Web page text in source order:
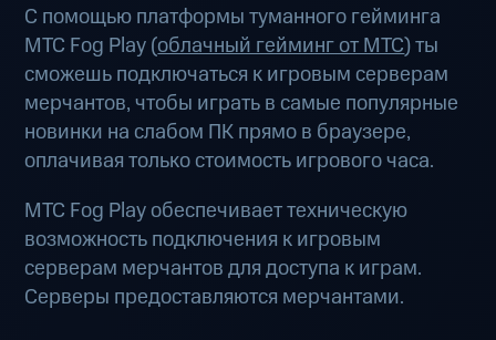
С помощью платформы туманного гейминга
МТС Fog Play (облачный гейминг от МТС) ты
сможешь подключаться к игровым серверам
мерчантов, чтобы играть в самые популярные
новинки на слабом ПК прямо в браузере,
оплачивая только стоимость игрового часа.
МТС Fog Play обеспечивает техническую
возможность подключения к игровым
серверам мерчантов для доступа к играм.
Серверы предоставляются мерчантами.